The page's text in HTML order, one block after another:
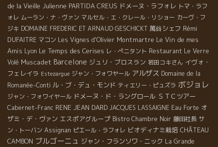
de la Vieille Julienne PARTIDA CREUS ドメーヌ・ラフォレ トマ・ラフ
ォレ ムーラン・ナ・ヴァン マルセル・エ・クレール・リショー カーヴ・フ
ジキ DOMAINE FREDERIC ET ARNAUD GESCHICKT 萬谷シェフ Rémi
DUFAITRE マコン Les Vignes d'Olivier Montmartre Le Vin de mes
Amis Lyon Le Temps des Cerises レ・ぺニタント Restaurant Le Verre
Volé Muscadet Barcelone ジュリ・ブロスラン 岩田コキさん イヴォ・
フェレイラ Estezargue ジャン・フォワヤール アルザス Domaine de la
Romanée-Conti ル・ブ・デュ・モンド ティエリー・ピュズラ ボジョレ
ジャン・フォワイヤール ドメーヌ・ド・ラングロール ＳＴＣツアー
Cabernet-Franc RENE JEAN DARD JACQUES LASSAIGNE Eau Forte オ
ザミ・デ・ヴァン エスポアグループ Bistro Chambre Noir 藤田社長 サ
ン・トーバン Assignan ピエール・ラフォレ ビオディナミ栽培 CHÂTEAU
CAMBON ブルゴーニュ ジャン・フランソワ・ニック La Grande